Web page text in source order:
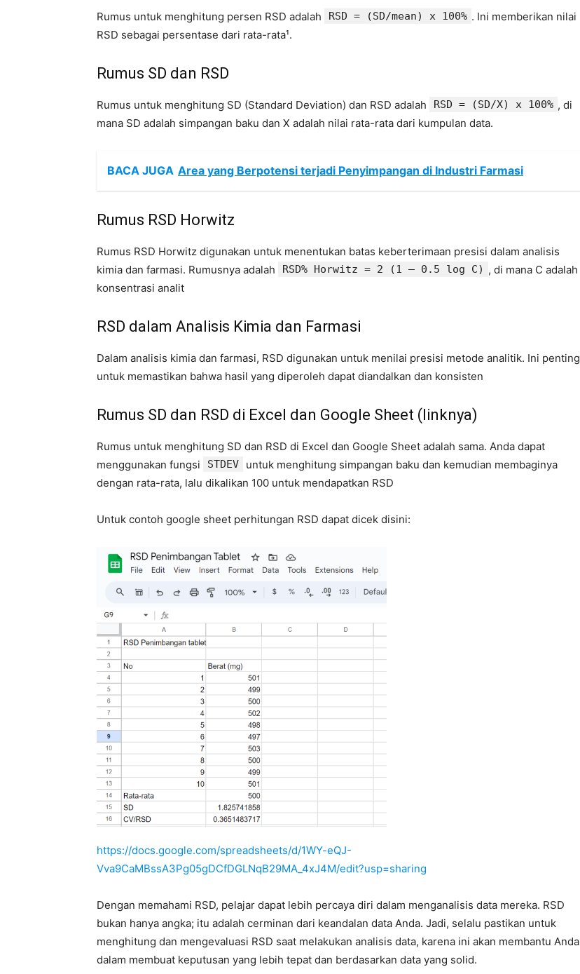
Rumus untuk menghitung persen RSD adalah RSD = (SD/mean) x 100% . Ini memberikan nilai
RSD sebagai persentase dari rata-rata¹.
Rumus SD dan RSD
Rumus untuk menghitung SD (Standard Deviation) dan RSD adalah RSD = (SD/X) x 100% , di
mana SD adalah simpangan baku dan X adalah nilai rata-rata dari kumpulan data.
BACA JUGA Area yang Berpotensi terjadi Penyimpangan di Industri Farmasi
Rumus RSD Horwitz
Rumus RSD Horwitz digunakan untuk menentukan batas keberterimaan presisi dalam analisis
kimia dan farmasi. Rumusnya adalah
RSD% Horwitz = 2 (1 – 0.5 log C) , di mana C adalah
konsentrasi analit
RSD dalam Analisis Kimia dan Farmasi
Dalam analisis kimia dan farmasi, RSD digunakan untuk menilai presisi metode analitik. Ini penting
untuk memastikan bahwa hasil yang diperoleh dapat diandalkan dan konsisten
Rumus SD dan RSD di Excel dan Google Sheet (linknya)
Rumus untuk menghitung SD dan RSD di Excel dan Google Sheet adalah sama. Anda dapat
menggunakan fungsi
STDEV
untuk menghitung simpangan baku dan kemudian membaginya
dengan rata-rata, lalu dikalikan 100 untuk mendapatkan RSD
Untuk contoh google sheet perhitungan RSD dapat dicek disini:
https://docs.google.com/spreadsheets/d/1WY-eQJ-
Vva9CaMBssA3Pg05gDCfDGLNqB29MA_4xJ4M/edit?usp=sharing
Dengan memahami RSD, pelajar dapat lebih percaya diri dalam menganalisis data mereka. RSD
bukan hanya angka; itu adalah cerminan dari keandalan data Anda. Jadi, selalu pastikan untuk
menghitung dan mengevaluasi RSD saat melakukan analisis data, karena ini akan membantu Anda
dalam membuat keputusan yang lebih tepat dan berdasarkan data yang solid.